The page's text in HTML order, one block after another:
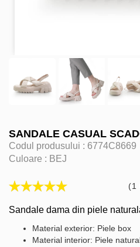
SANDALE CASUAL
Codul produsului : 6774C8669
Culoare : BEJ
(1
Sandale dama din piele
Material exterior: Piele box
Material interior: Piele